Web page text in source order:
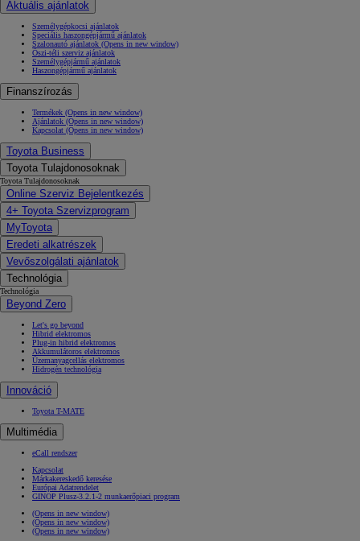
Aktuális ajánlatok
Személygépkocsi ajánlatok
Speciális haszongépjármű ajánlatok
Szalonautó ajánlatok (Opens in new window)
Őszi-téli szerviz ajánlatok
Személygépjármű ajánlatok
Haszongépjármű ajánlatok
Finanszírozás
Termékek (Opens in new window)
Ajánlatok (Opens in new window)
Kapcsolat (Opens in new window)
Toyota Business
Toyota Tulajdonosoknak
Toyota Tulajdonosoknak
Online Szerviz Bejelentkezés
4+ Toyota Szervizprogram
MyToyota
Eredeti alkatrészek
Vevőszolgálati ajánlatok
Technológia
Technológia
Beyond Zero
Let's go beyond
Hibrid elektromos
Plug-in hibrid elektromos
Akkumulátoros elektromos
Üzemanyagcellás elektromos
Hidrogén technológia
Innováció
Toyota T-MATE
Multimédia
eCall rendszer
Kapcsolat
Márkakereskedő keresése
Európai Adatrendelet
GINOP Plusz-3.2.1-2 munkaerőpiaci program
(Opens in new window)
(Opens in new window)
(Opens in new window)